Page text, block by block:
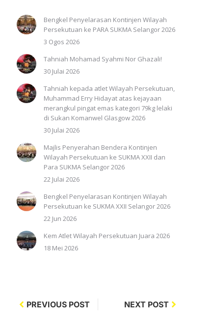
Bengkel Penyelarasan Kontinjen Wilayah
Persekutuan ke PARA SUKMA Selangor 2026
3 Ogos 2026
Tahniah Mohamad Syahmi Nor Ghazali!
30 Julai 2026
Tahniah kepada atlet Wilayah Persekutuan,
Muhammad Erry Hidayat atas kejayaan
merangkul pingat emas kategori 79kg lelaki
di Sukan Komanwel Glasgow 2026
30 Julai 2026
Majlis Penyerahan Bendera Kontinjen
Wilayah Persekutuan ke SUKMA XXII dan
Para SUKMA Selangor 2026
22 Julai 2026
Bengkel Penyelarasan Kontinjen Wilayah
Persekutuan ke SUKMA XXII Selangor 2026
22 Jun 2026
Kem Atlet Wilayah Persekutuan Juara 2026
18 Mei 2026
PREVIOUS POST NEXT POST